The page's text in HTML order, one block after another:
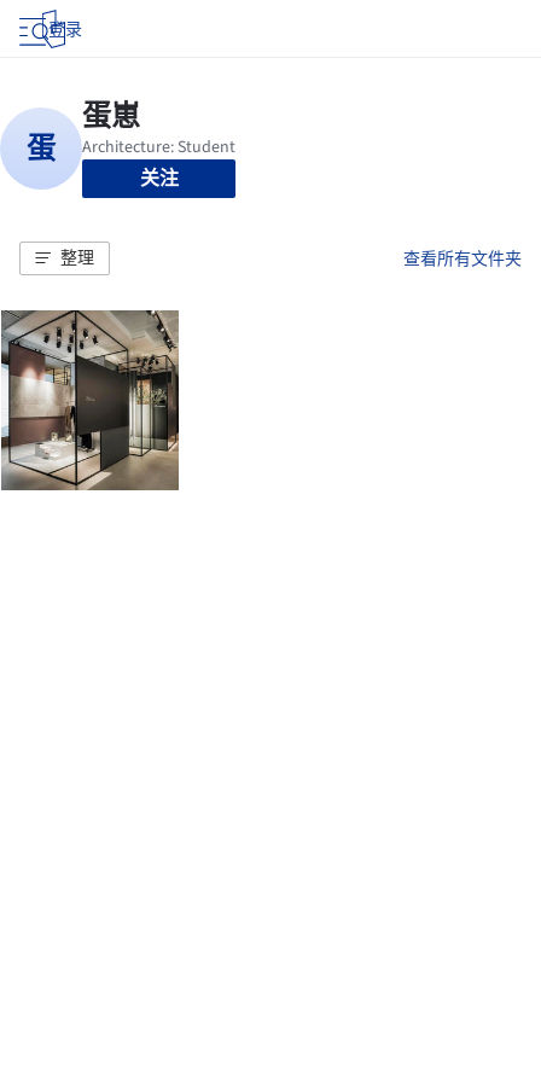
登录
关注
整理 查看所有文件夹